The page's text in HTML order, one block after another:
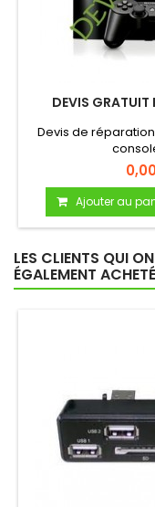
DEVIS
Devis de
Ajouter au
LES CLIENTS QUI
ÉGALEMENT